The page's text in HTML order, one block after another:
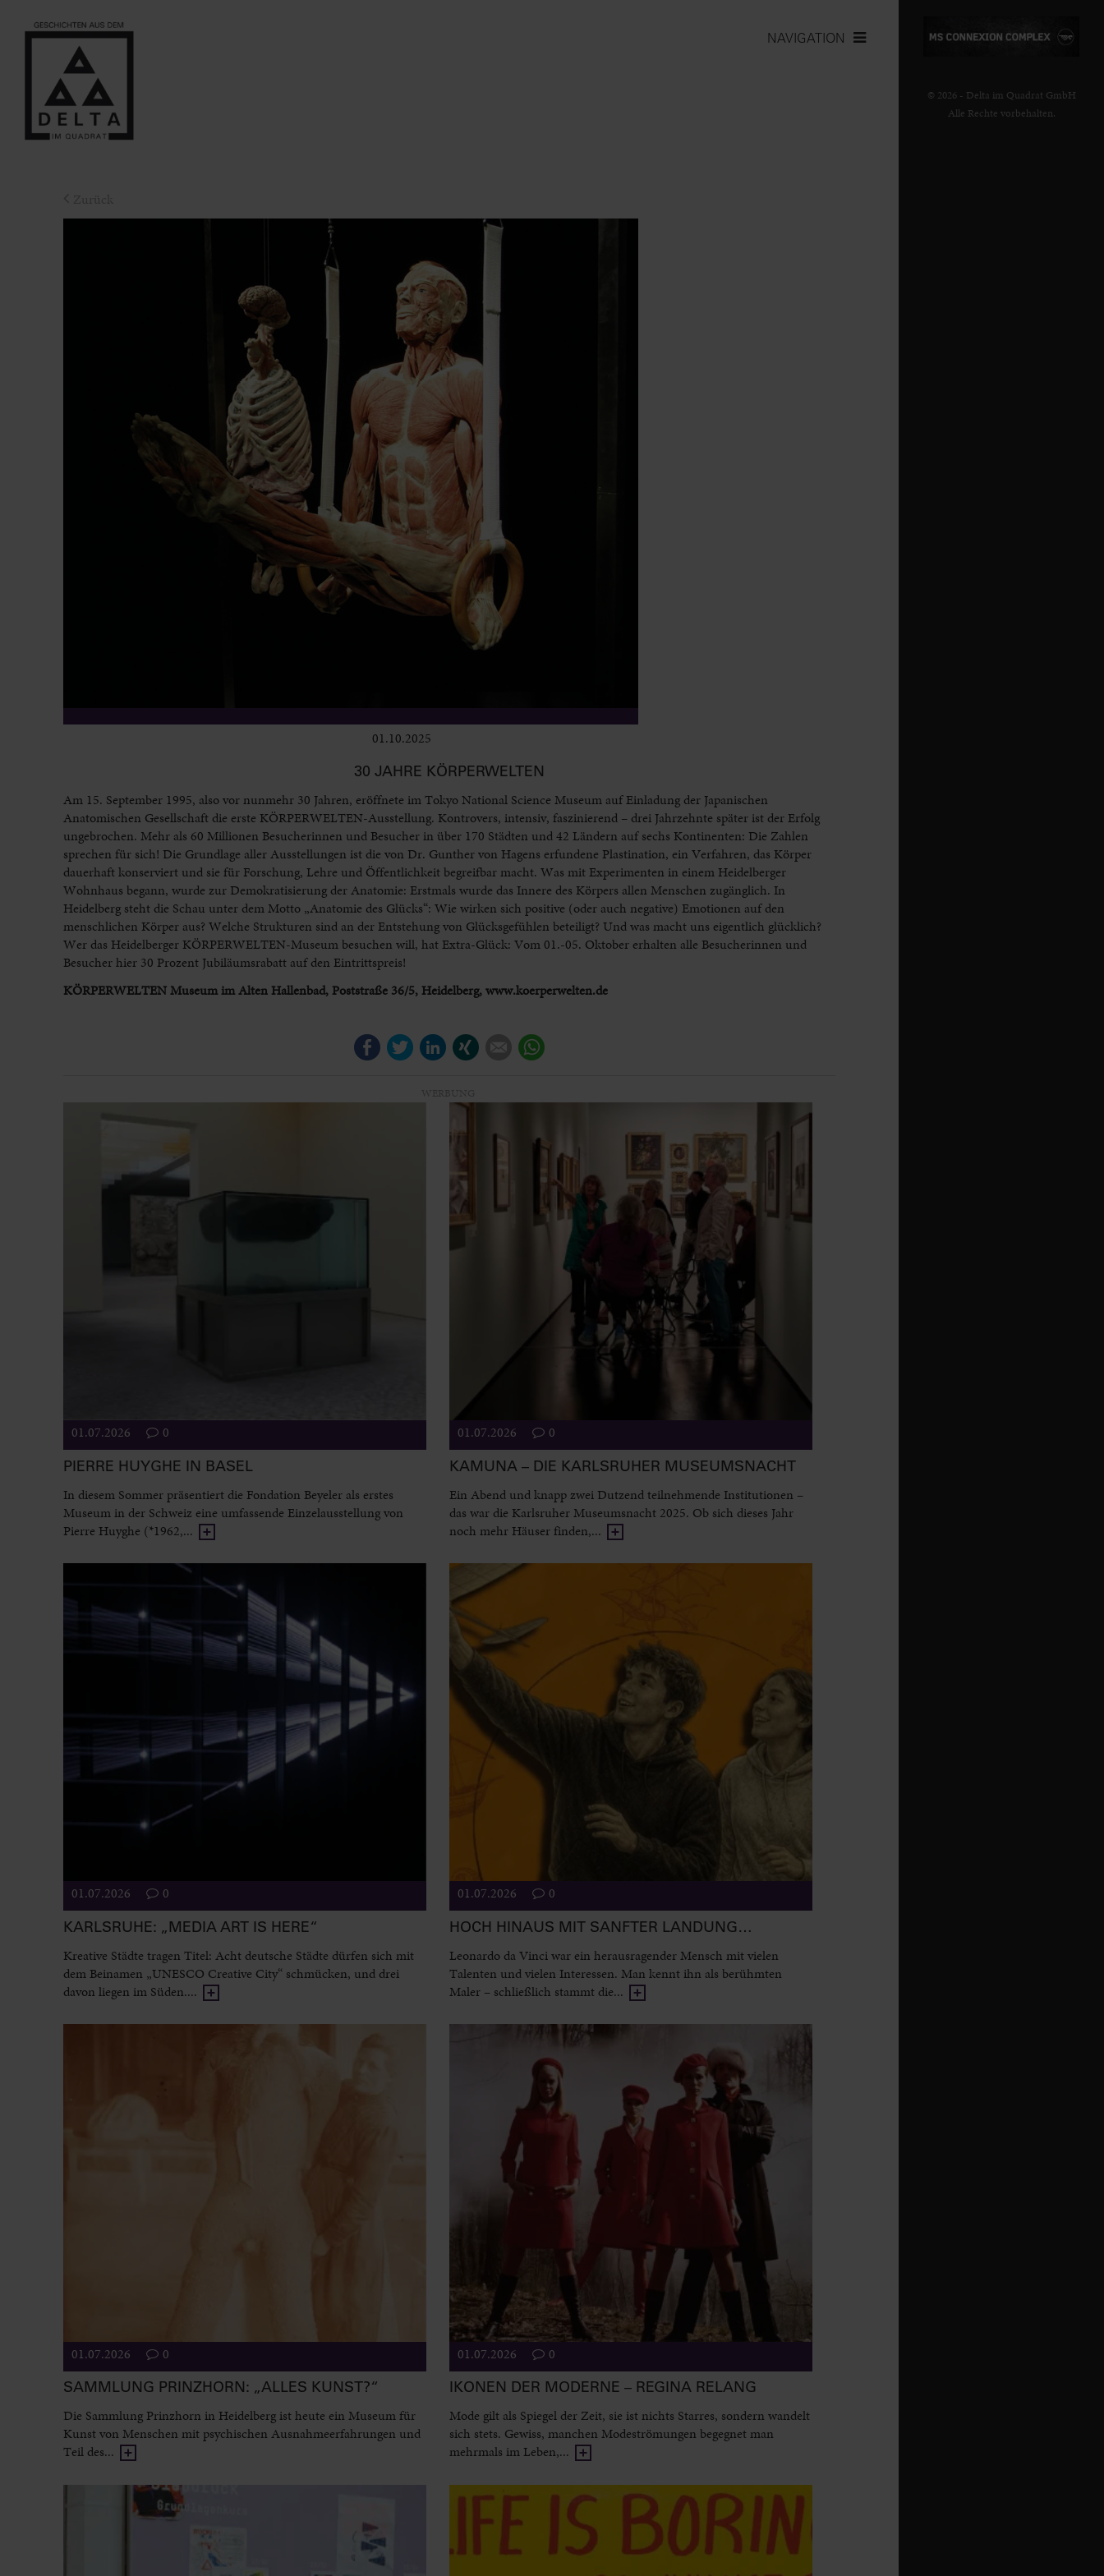
NAVIGATION
01.10.2025
30 JAHRE KÖRPERWELTEN
Am 15. September 1995, also vor nunmehr 30 Jahren, eröffnete im Tokyo National Science Museum auf Einladung der Japanischen
Anatomischen Gesellschaft die erste KÖRPERWELTEN-Ausstellung. Kontrovers, intensiv, faszinierend – drei Jahrzehnte später ist der Erfolg
ungebrochen. Mehr als 60 Millionen Besucherinnen und Besucher in über 170 Städten und 42 Ländern auf sechs Kontinenten: Die Zahlen
sprechen für sich! Die Grundlage aller Ausstellungen ist die von Dr. Gunther von Hagens erfundene Plastination, ein Verfahren, das Körper
dauerhaft konserviert und sie für Forschung, Lehre und Öffentlichkeit begreifbar macht. Was mit Experimenten in einem Heidelberger
Wohnhaus begann, wurde zur Demokratisierung der Anatomie: Erstmals wurde das Innere des Körpers allen Menschen zugänglich. In
Heidelberg steht die Schau unter dem Motto „Anatomie des Glücks“: Wie wirken sich positive (oder auch negative) Emotionen auf den
menschlichen Körper aus? Welche Strukturen sind an der Entstehung von Glücksgefühlen beteiligt? Und was macht uns eigentlich glücklich?
Wer das Heidelberger KÖRPERWELTEN-Museum besuchen will, hat Extra-Glück: Vom 01.-05. Oktober erhalten alle Besucherinnen und
Besucher hier 30 Prozent Jubiläumsrabatt auf den Eintrittspreis!
KÖRPERWELTEN Museum im Alten Hallenbad, Poststraße 36/5, Heidelberg, www.koerperwelten.de
FacebookTwitterLinkedIn E-mail
01.07.2026 0
PIERRE HUYGHE IN BASEL
In diesem Sommer präsentiert die Fondation Beyeler als erstes
Museum in der Schweiz eine umfassende Einzelausstellung von
Pierre Huyghe (*1962,...
01.07.2026 0
KAMUNA – DIE KARLSRUHER MUSEUMSNACHT
Ein Abend und knapp zwei Dutzend teilnehmende Institutionen –
das war die Karlsruher Museumsnacht 2025. Ob sich dieses Jahr
noch mehr Häuser finden,...
01.07.2026 0
KARLSRUHE: „MEDIA ART IS HERE“
Kreative Städte tragen Titel: Acht deutsche Städte dürfen sich mit
dem Beinamen „UNESCO Creative City“ schmücken, und drei
davon liegen im Süden....
01.07.2026 0
HOCH HINAUS MIT SANFTER LANDUNG…
Leonardo da Vinci war ein herausragender Mensch mit vielen
Talenten und vielen Interessen. Man kennt ihn als berühmten
Maler – schließlich stammt die...
01.07.2026 0
SAMMLUNG PRINZHORN: „ALLES KUNST?“
Die Sammlung Prinzhorn in Heidelberg ist heute ein Museum für
Kunst von Menschen mit psychischen Ausnahmeerfahrungen und
Teil des...
01.07.2026 0
IKONEN DER MODERNE – REGINA RELANG
Mode gilt als Spiegel der Zeit, sie ist nichts Starres, sondern wandelt
sich stets. Gewiss, manchen Modeströmungen begegnet man
mehrmals im Leben,...
© 2026 - Delta im Quadrat GmbH
Alle Rechte vorbehalten.